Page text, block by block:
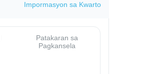
Impormasyon sa Kwarto
Patakaran sa
Pagkansela